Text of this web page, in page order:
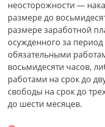
неосторожности —
размере до
размере заработной
осужденного за
обязательными
восьмидесяти часов,
работами на срок до
свободы на срок до
до шести месяцев.